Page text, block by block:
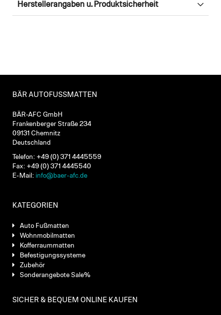
Herstellerangaben u. Produktsicherheit
BÄR AUTOFUSSMATTEN
BÄR-AFC GmbH
Frankenberger Straße 234
09131 Chemnitz
Deutschland
Telefon: +49 (0) 371 4445559
Fax: +49 (0) 371 4445540
E-Mail: info@baer-afc.de
KATEGORIEN
Auto Fußmatten
Wohnmobilmatten
Kofferraummatten
Befestigungssysteme
Zubehör
Sonderangebote Sale%
SICHER & BEQUEM ONLINE KAUFEN